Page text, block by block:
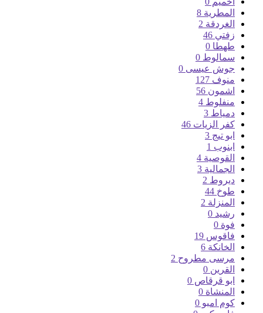
المطرية 8
الغردقة 2
زفتي 46
طهطا 0
سمالوط 0
جوش عيسى 0
منوف 127
اشمون 56
منفلوط 4
دمياط 3
كفر الزيات 46
ابو تيج 3
ابنوب 1
القوصية 4
الجمالية 3
ديروط 2
طوخ 44
المنزلة 2
رشيد 0
فوة 0
فاقوس 19
الخانكة 6
مرسى مطروح 2
القرين 0
ابو قرقاص 0
المنشاة 0
كوم امبو 0